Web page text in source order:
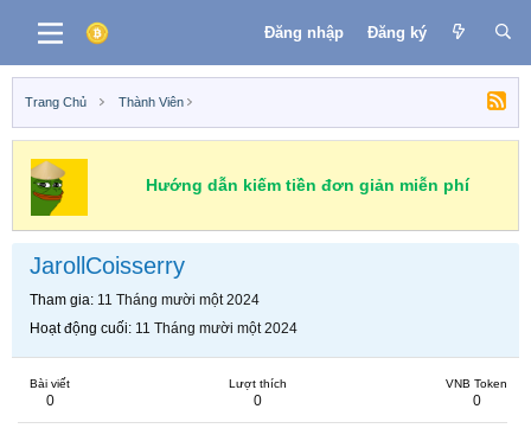
Đăng nhập Đăng ký
Trang Chủ Thành Viên
Hướng dẫn kiếm tiền đơn giản miễn phí
JarollCoisserry
Tham gia 11 Tháng mười một 2024
Hoạt động cuối 11 Tháng mười một 2024
Bài viết
0
Lượt thích
0
VNB Token
0